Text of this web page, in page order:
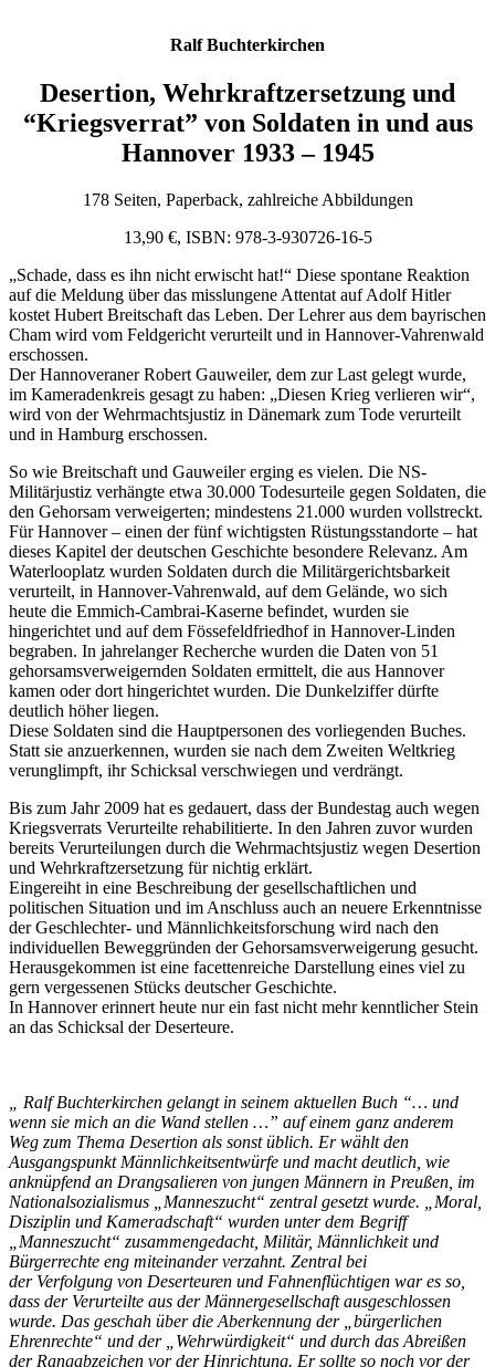
Ralf Buchterkirchen
Desertion, Wehrkraftzersetzung und
“Kriegsverrat” von Soldaten in und aus
Hannover 1933 – 1945
178 Seiten, Paperback, zahlreiche Abbildungen
13,90 €, ISBN: 978-3-930726-16-5
„Schade, dass es ihn nicht erwischt hat!“ Diese spontane Reaktion
auf die Meldung über das misslungene Attentat auf Adolf Hitler
kostet Hubert Breitschaft das Leben. Der Lehrer aus dem bayrischen
Cham wird vom Feldgericht verurteilt und in Hannover-Vahrenwald
erschossen.
Der Hannoveraner Robert Gauweiler, dem zur Last gelegt wurde,
im Kameradenkreis gesagt zu haben: „Diesen Krieg verlieren wir“,
wird von der Wehrmachtsjustiz in Dänemark zum Tode verurteilt
und in Hamburg erschossen.
So wie Breitschaft und Gauweiler erging es vielen. Die NS-
Militärjustiz verhängte etwa 30.000 Todesurteile gegen Soldaten, die
den Gehorsam verweigerten; mindestens 21.000 wurden vollstreckt.
Für Hannover – einen der fünf wichtigsten Rüstungsstandorte – hat
dieses Kapitel der deutschen Geschichte besondere Relevanz. Am
Waterlooplatz wurden Soldaten durch die Militärgerichtsbarkeit
verurteilt, in Hannover-Vahrenwald, auf dem Gelände, wo sich
heute die Emmich-Cambrai-Kaserne befindet, wurden sie
hingerichtet und auf dem Fössefeldfriedhof in Hannover-Linden
begraben. In jahrelanger Recherche wurden die Daten von 51
gehorsamsverweigernden Soldaten ermittelt, die aus Hannover
kamen oder dort hingerichtet wurden. Die Dunkelziffer dürfte
deutlich höher liegen.
Diese Soldaten sind die Hauptpersonen des vorliegenden Buches.
Statt sie anzuerkennen, wurden sie nach dem Zweiten Weltkrieg
verunglimpft, ihr Schicksal verschwiegen und verdrängt.
Bis zum Jahr 2009 hat es gedauert, dass der Bundestag auch wegen
Kriegsverrats Verurteilte rehabilitierte. In den Jahren zuvor wurden
bereits Verurteilungen durch die Wehrmachtsjustiz wegen Desertion
und Wehrkraftzersetzung für nichtig erklärt.
Eingereiht in eine Beschreibung der gesellschaftlichen und
politischen Situation und im Anschluss auch an neuere Erkenntnisse
der Geschlechter- und Männlichkeitsforschung wird nach den
individuellen Beweggründen der Gehorsamsverweigerung gesucht.
Herausgekommen ist eine facettenreiche Darstellung eines viel zu
gern vergessenen Stücks deutscher Geschichte.
In Hannover erinnert heute nur ein fast nicht mehr kenntlicher Stein
an das Schicksal der Deserteure.
„ Ralf Buchterkirchen gelangt in seinem aktuellen Buch “… und
wenn sie mich an die Wand stellen …” auf einem ganz anderem
Weg zum Thema Desertion als sonst üblich. Er wählt den
Ausgangspunkt Männlichkeitsentwürfe und macht deutlich, wie
anknüpfend an Drangsalieren von jungen Männern in Preußen, im
Nationalsozialismus „Manneszucht“ zentral gesetzt wurde. „Moral,
Disziplin und Kameradschaft“ wurden unter dem Begriff
„Manneszucht“ zusammengedacht, Militär, Männlichkeit und
Bürgerrechte eng miteinander verzahnt. Zentral bei
der Verfolgung von Deserteuren und Fahnenflüchtigen war es so,
dass der Verurteilte aus der Männergesellschaft ausgeschlossen
wurde. Das geschah über die Aberkennung der „bürgerlichen
Ehrenrechte“ und der „Wehrwürdigkeit“ und durch das Abreißen
der Rangabzeichen vor der Hinrichtung. Er sollte so noch vor der